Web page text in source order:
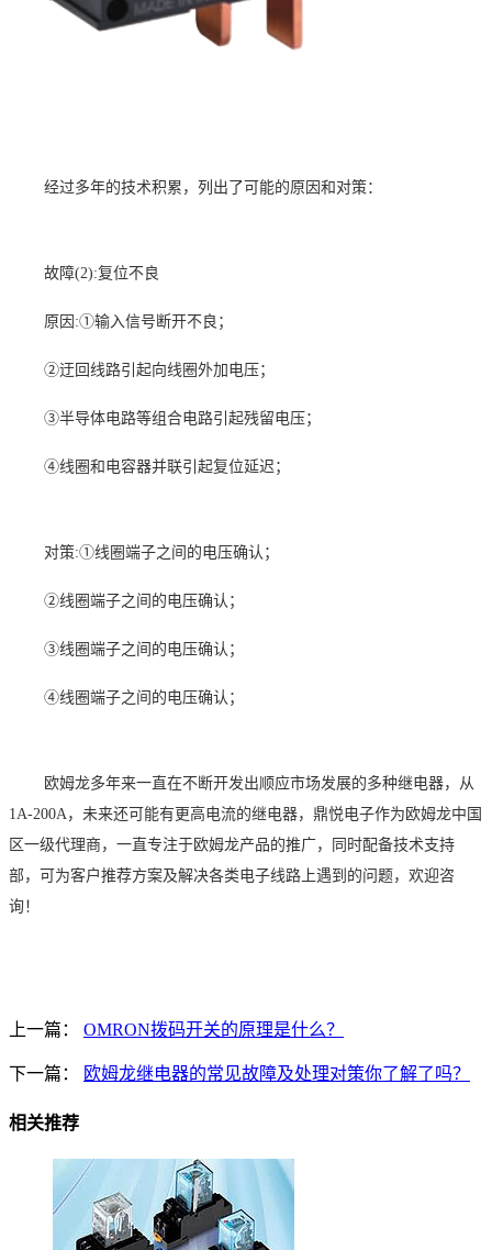
经过多年的技术积累，列出了可能的原因和对策：
故障(2):复位不良
原因 :①输入信号断开不良 ；
②迂回线路引起向线圈外加电压；
③半导体电路等组合电路引起残留电压；
④线圈和电容器并联引起复位延迟；
对策:①线圈端子之间的电压确认 ；
②线圈端子之间的电压确认；
③线圈端子之间的电压确认；
④线圈端子之间的电压确认；
欧姆龙多年来一直在不断开发出顺应市场发展的多种继电器，从
1A-200A，未来还可能有更高电流的继电器，鼎悦电子作为欧姆龙中国
区一级代理商，一直专注于欧姆龙产品的推广，同时配备技术支持
部，可为客户推荐方案及解决各类电子线路上遇到的问题，欢迎咨
询！
上一篇： OMRON拨码开关的原理是什么？
下一篇： 欧姆龙继电器的常见故障及处理对策你了解了吗？
相关推荐